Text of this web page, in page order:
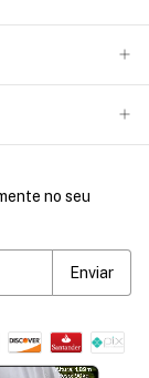
no seu